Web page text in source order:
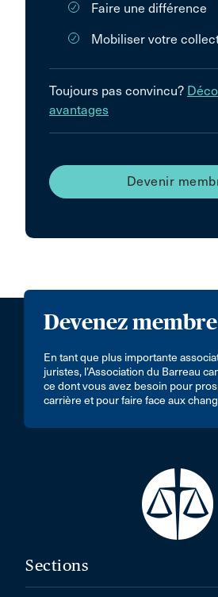
Faire une différence
Mobiliser votre
Toujours pas convincu?
avantages
Devenir
Devenez membre
En tant que plus importante
juristes, l’Association du Barreau
ce dont vous avez besoin pour
carrière et pour faire face aux
Sections